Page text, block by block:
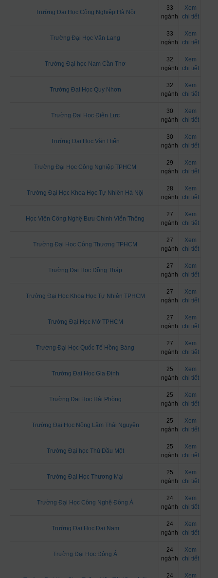
Trường Đại Học Công Nghiệp Hà Nội
33
ngành
Xem
chi tiết
Trường Đại Học Văn Lang
33
ngành
Xem
chi tiết
Trường Đại học Nam Cần Thơ
32
ngành
Xem
chi tiết
Trường Đại Học Quy Nhơn
32
ngành
Xem
chi tiết
Trường Đại Học Điện Lực
30
ngành
Xem
chi tiết
Trường Đại Học Văn Hiến
30
ngành
Xem
chi tiết
Trường Đại Học Công Nghiệp TPHCM
29
ngành
Xem
chi tiết
Trường Đại Học Khoa Học Tự Nhiên Hà Nội
28
ngành
Xem
chi tiết
Học Viện Công Nghệ Bưu Chính Viễn Thông
27
ngành
Xem
chi tiết
Trường Đại Học Công Thương TPHCM
27
ngành
Xem
chi tiết
Trường Đại Học Đồng Tháp
27
ngành
Xem
chi tiết
Trường Đại Học Khoa Học Tự Nhiên TPHCM
27
ngành
Xem
chi tiết
Trường Đại Học Mở TPHCM
27
ngành
Xem
chi tiết
Trường Đại Học Quốc Tế Hồng Bàng
27
ngành
Xem
chi tiết
Trường Đại Học Gia Định
25
ngành
Xem
chi tiết
Trường Đại Học Hải Phòng
25
ngành
Xem
chi tiết
Trường Đại Học Nông Lâm Thái Nguyên
25
ngành
Xem
chi tiết
Trường Đại học Thủ Dầu Một
25
ngành
Xem
chi tiết
Trường Đại Học Thương Mại
25
ngành
Xem
chi tiết
Trường Đại Học Công Nghệ Đông Á
24
ngành
Xem
chi tiết
Trường Đại Học Đại Nam
24
ngành
Xem
chi tiết
Trường Đại Học Đông Á
24
ngành
Xem
chi tiết
24 Xem